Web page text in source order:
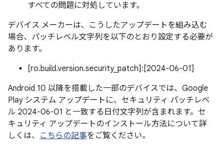
すべての問題に対処しています。
デバイス メーカーは、こうしたアップデートを組み込む
場合、パッチレベル文字列を以下のとおり設定する必要が
あります。
[ro.build.version.security_patch]:[2024-06-01]
Android 10 以降を搭載した一部のデバイスでは、Google
Play システム アップデートに、セキュリティ パッチレベ
ル 2024-06-01 と一致する日付文字列が含まれます。セ
キュリティ アップデートのインストール方法について詳
しくは、 こちらの記事をご覧ください。